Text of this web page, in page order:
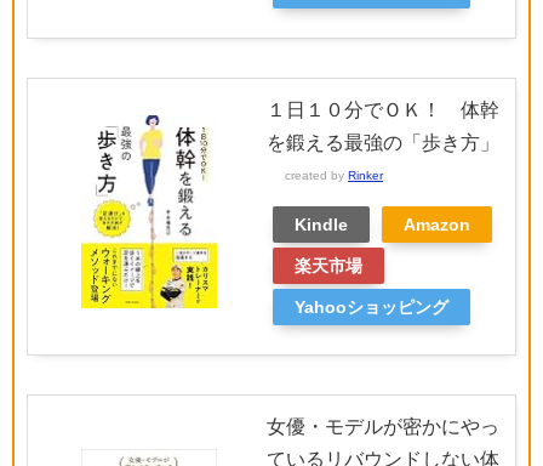
１日１０分でＯＫ！ 体幹
を鍛える最強の「歩き方」
created by Rinker
Kindle Amazon
楽天市場
Yahooショッピング
女優・モデルが密かにやっ
ているリバウンドしない体